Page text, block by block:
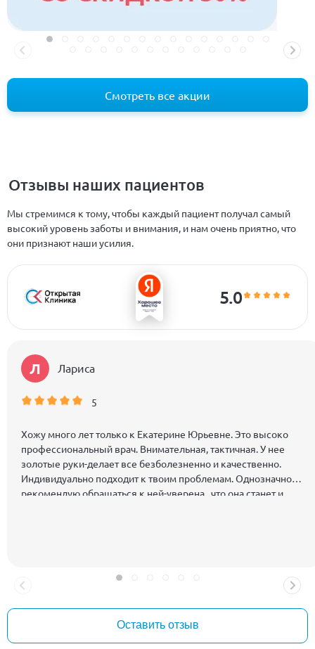
Смотреть все акции
Отзывы наших пациентов
Мы стремимся к тому, чтобы каждый пациент получал самый
высокий уровень заботы и внимания, и нам очень приятно, что
они признают наши усилия.
5.0
Л Лариса
5
Хожу много лет только к Екатерине Юрьевне. Это высоко
профессиональный врач. Внимательная, тактичная. У нее
золотые руки-делает все безболезненно и качественно.
Индивидуально подходит к твоим проблемам. Однозначно
рекомендую обращаться к ней-уверена , что она станет и
Оставить отзыв